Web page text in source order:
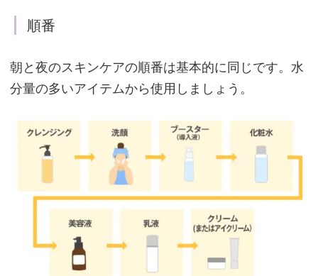
ブ
ッ
ド
デ
ュ
ル
ス
順番
朝と夜のスキンケアの順番は基本的に同じです。水
分量の多いアイテムから使用しましょう。